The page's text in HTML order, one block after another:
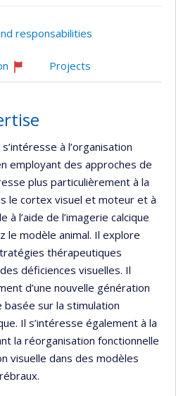
Autre
web
responsabilities
Currently
Projects
à l’organisation
employant des approches de
plus particulièrement à la
le cortex visuel et moteur et à
l’aide de l’imagerie calcique
le modèle animal. Il explore
thérapeutiques
déficiences visuelles. Il
d’une nouvelle génération
sur la stimulation
Il s’intéresse également à la
la réorganisation fonctionnelle
visuelle dans des modèles